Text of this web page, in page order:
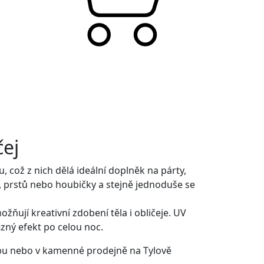
což z nich dělá ideální doplněk na párty,
nebo houbičky a stejně jednoduše se
kreativní zdobení těla i obličeje. UV
efekt po celou noc.
nebo v kamenné prodejně na Tylově